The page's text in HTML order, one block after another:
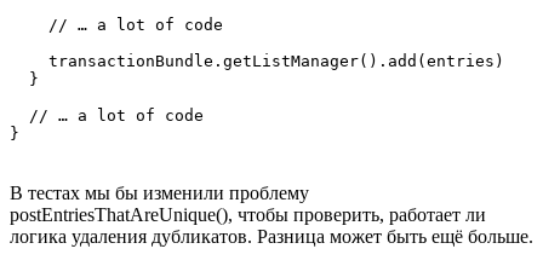
// … a lot of code
transactionBundle.getListManager().add(entries)
}
// … a lot of code
}
В тестах мы бы изменили проблему
postEntriesThatAreUnique(), чтобы проверить, работает ли
логика удаления дубликатов. Разница может быть ещё больше.